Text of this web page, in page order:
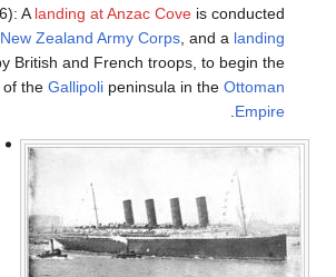
Alanding at Anzac Coveis conducted
Zealand Army Corps, and a landing
British and French troops, to begin the
of the Gallipolipeninsula in the Ottoman
Empire
.